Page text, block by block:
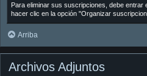
Para eliminar sus suscripciones, debe entrar
hacer clic en la opción "Organizar
Arriba
Archivos Adjuntos